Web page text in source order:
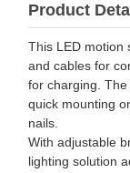
Product
This LED motion
and cables for
for charging.
quick mounting
nails.
With adjustable
lighting solution